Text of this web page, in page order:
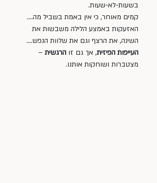
בשעות-לא-שעות.
קמים מאוחר, כי אין באמת בשביל מה....
האזעקות באמצע הלילה משבשות את
השינה, את הרצף וגם את שלוות הנפש....
העייפות הפיזית, אך גם זו הרגשית –
מצטברות ושוחקות אותנו.